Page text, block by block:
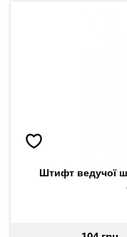
Штифт ведучої